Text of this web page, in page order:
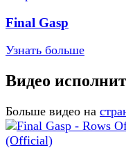
Final Gasp
Узнать больше
Видео
Больше видео на